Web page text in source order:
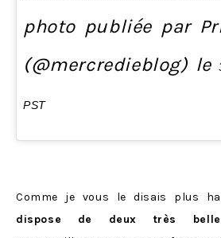
photo publiée par
(@mercredieblog) le
PST
Comme je vous le disais plus
dispose de deux très